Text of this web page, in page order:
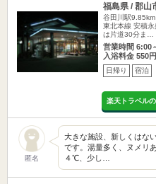
福島県 / 郡山
谷田川駅9.85km
東北本線 安積
は片道30分ま…
営業時間 6:00
入浴料金 550
日帰り 宿泊
楽天トラベル
匿名
大きな施設、新しくはな
です。湯量多く、ヌメリ
４℃、少し…